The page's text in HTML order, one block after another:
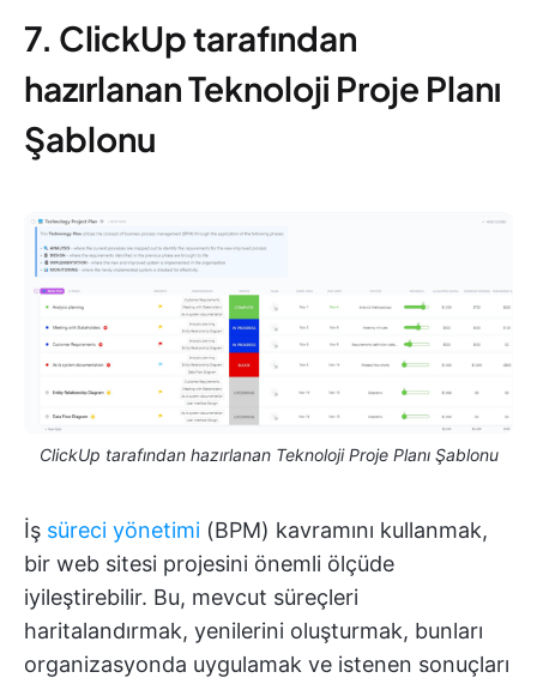
7. ClickUp tarafından
hazırlanan Teknoloji Proje Planı
Şablonu
ClickUp tarafından hazırlanan Teknoloji Proje Planı Şablonu
İş süreci yönetimi (BPM) kavramını kullanmak,
bir web sitesi projesini önemli ölçüde
iyileştirebilir. Bu, mevcut süreçleri
haritalandırmak, yenilerini oluşturmak, bunları
organizasyonda uygulamak ve istenen sonuçları